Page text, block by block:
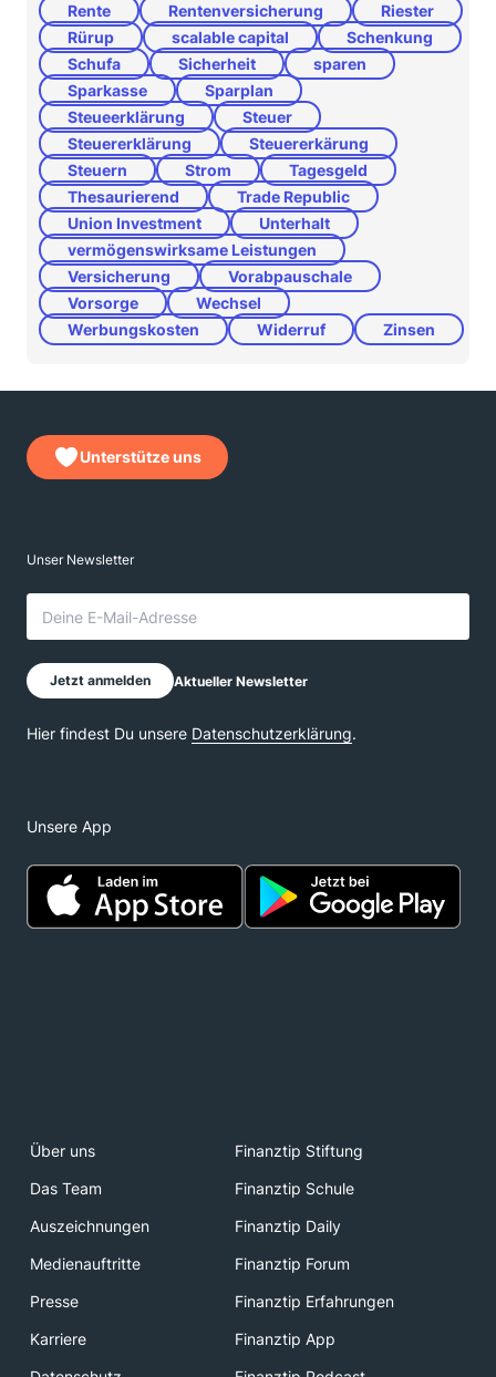
Rente
Rentenversicherung
Riester
Rürup
scalable capital
Schenkung
Schufa
Sicherheit
sparen
Sparkasse
Sparplan
Steueerklärung
Steuer
Steuererklärung
Steuererkärung
Steuern
Strom
Tagesgeld
Thesaurierend
Trade Republic
Union Investment
Unterhalt
vermögenswirksame Leistungen
Versicherung
Vorabpauschale
Vorsorge
Wechsel
Werbungskosten
Widerruf Zinsen
Unterstütze uns
Unsere App
Über uns
Finanztip Stiftung
Das Team
Finanztip Schule
Auszeichnungen
Finanztip Daily
Medienauftritte
Finanztip Forum
Presse
Finanztip Erfahrungen
Karriere
Finanztip App